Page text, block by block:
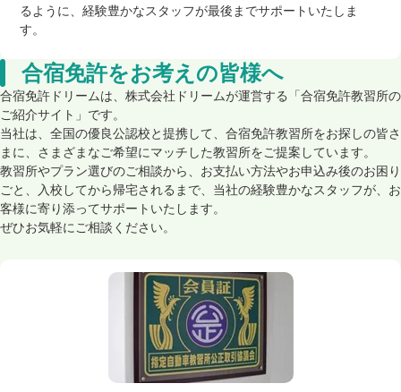
るように、経験豊かなスタッフが最後までサポートいたしま
す。
合宿免許をお考えの皆様へ
合宿免許ドリームは、株式会社ドリームが運営する「合宿免許教習所の
ご紹介サイト」です。
当社は、全国の優良公認校と提携して、合宿免許教習所をお探しの皆さ
まに、さまざまなご希望にマッチした教習所をご提案しています。
教習所やプラン選びのご相談から、お支払い方法やお申込み後のお困り
ごと、入校してから帰宅されるまで、当社の経験豊かなスタッフが、お
客様に寄り添ってサポートいたします。
ぜひお気軽にご相談ください。